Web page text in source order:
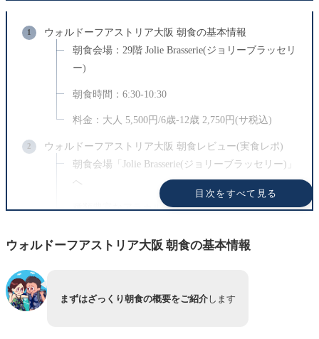
記事内にはアフィリエイトリンクを含む場合がありま
載しています。
外部サイトで提供される情報については一切の責任を
目次をすべて見る
ウォルドーフアストリア大阪 朝食の基本情報
朝食会場：29階 Jolie Brasserie(ジョリーブラッセリ
ー)
朝食時間：6:30-10:30
料金：大人 5,500円/6歳-12歳 2,750円(サ税込)
ウォルドーフアストリア大阪 朝食レビュー(実食レポ)
朝食会場「Jolie Brasserie(ジョリーブラッセリー)」
へ
種類豊富なアラカルトメニュー
ウォルドーフアストリア大阪 朝食の感想
ウォルドーフアストリア大阪 朝食の基本情報
まずはざっくり朝食の概要をご紹介します